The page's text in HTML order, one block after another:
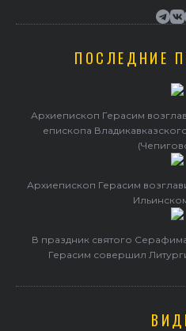
ПОСЛЕДНИЕ
Архиепископ Герасим
епископа
Архиепископ Герасим
В праздник святого
Герасим совершил